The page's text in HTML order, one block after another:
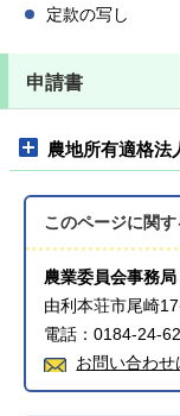
定款の写し
申請書
農地所有適格法
このページに関す
農業委員会事務局
由利本荘市尾崎
電話：0184-24-
お問い合わせ